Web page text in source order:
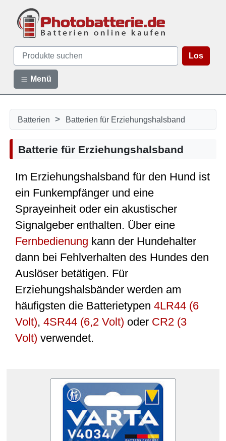
Los
Menü
Batterien > Batterien für Erziehungshalsband
Batterie für Erziehungshalsband
Im Erziehungshalsband für den Hund ist
ein Funkempfänger und eine
Sprayeinheit oder ein akustischer
Signalgeber enthalten. Über eine
Fernbedienung kann der Hundehalter
dann bei Fehlverhalten des Hundes den
Auslöser betätigen. Für
Erziehungshalsbänder werden am
häufigsten die Batterietypen4LR44 (6
Volt),4SR44 (6,2 Volt) oder CR2 (3
Volt) verwendet.